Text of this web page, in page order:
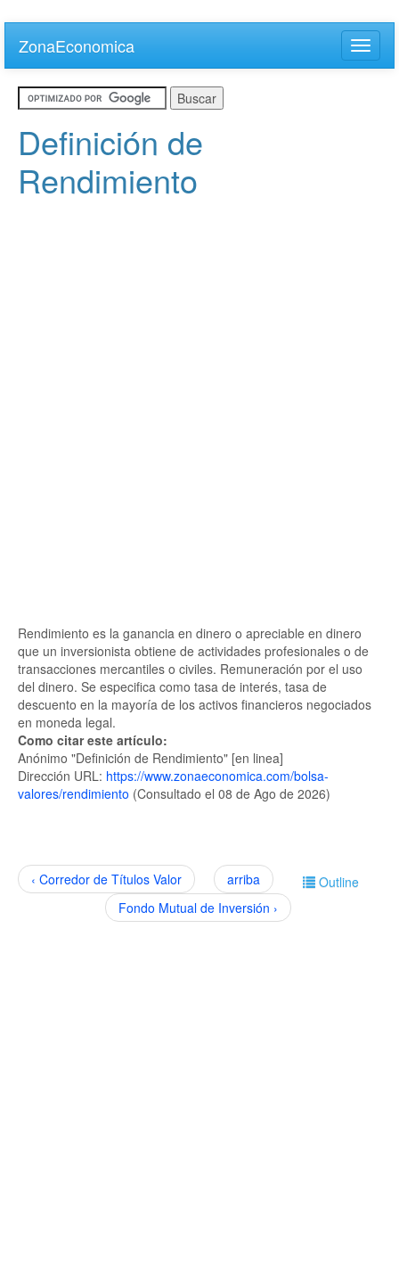
main
content
ZonaEconomica
Toggle
Definición de
Rendimiento
Rendimiento es la ganancia en dinero o apreciable en dinero
que un inversionista obtiene de actividades profesionales o de
transacciones mercantiles o civiles. Remuneración por el uso
del dinero. Se especifica como tasa de interés, tasa de
descuento en la mayoría de los activos financieros negociados
en moneda legal.
Como citar este artículo:
Anónimo "Definición de Rendimiento" [en linea]
Dirección URL: https://www.zonaeconomica.com/bolsa-
valores/rendimiento (Consultado el 08 de Ago de 2026)
Outline
‹ Corredor de Títulos Valor
arriba
Fondo Mutual de Inversión ›